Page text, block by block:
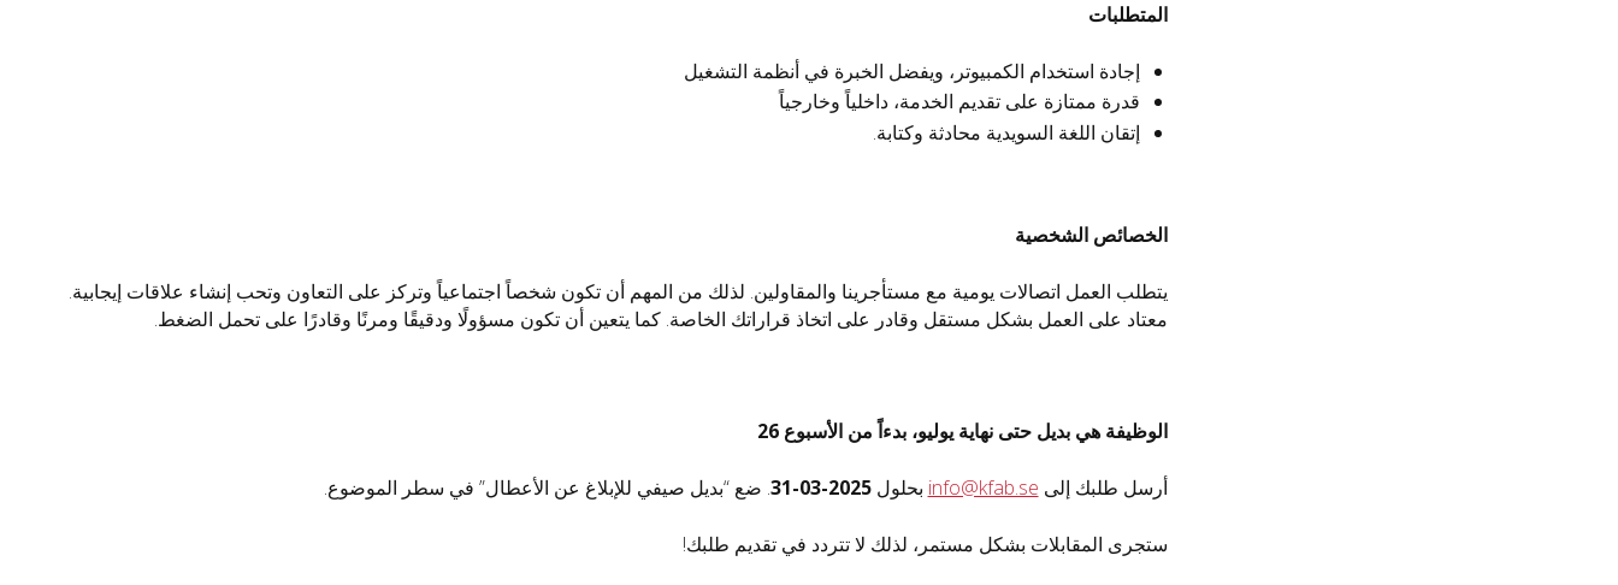
المتطلبات
إجادة استخدام الكمبيوتر، ويفضل الخبرة في أنظمة التشغيل
قدرة ممتازة على تقديم الخدمة، داخلياً وخارجياً
إتقان اللغة السويدية محادثة وكتابة.
الخصائص الشخصية
يتطلب العمل اتصالات يومية مع مستأجرينا والمقاولين. لذلك من المهم أن تكون شخصاً اجتماعياً وتركز على التعاون وتحب إنشاء علاقات إيجابية.
معتاد على العمل بشكل مستقل وقادر على اتخاذ قراراتك الخاصة. كما يتعين أن تكون مسؤولًا ودقيقًا ومرنًا وقادرًا على تحمل الضغط.
الوظيفة هي بديل حتى نهاية يوليو، بدءاً من الأسبوع 26
أرسل طلبك إلى info@kfab.se بحلول2025-03-31 . ضع “بديل صيفي للإبلاغ عن الأعطال” في سطر الموضوع.
ستجرى المقابلات بشكل مستمر، لذلك لا تتردد في تقديم طلبك!